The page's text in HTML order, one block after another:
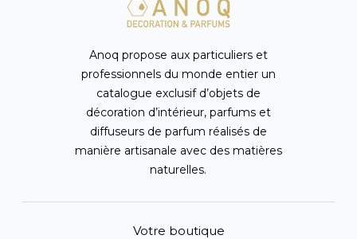
Anoq propose aux particuliers et
professionnels du monde entier un
catalogue exclusif d’objets de
décoration d’intérieur, parfums et
diffuseurs de parfum réalisés de
manière artisanale avec des matières
naturelles.
Votre boutique